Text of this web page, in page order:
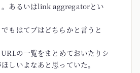
。あるいはlink aggregatorとい
もはてブはどちらかと言うと
の一覧をまとめておいたりシ
しいよなあと思っていた。